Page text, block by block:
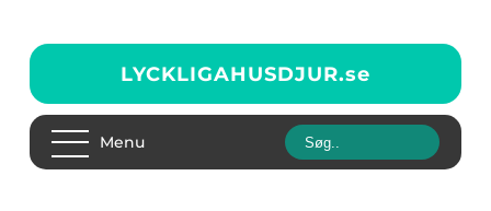
LYCKLIGAHUSDJUR.se
Menu